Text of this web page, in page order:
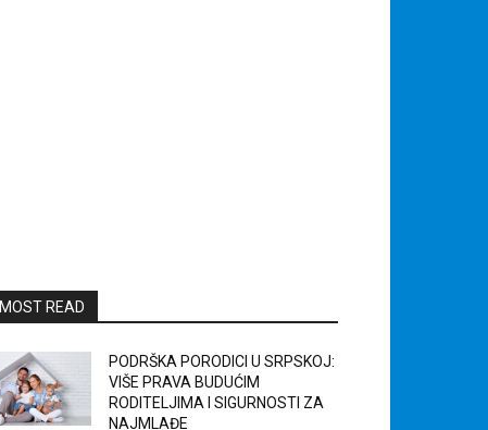
MOST READ
PODRŠKA PORODICI U SRPSKOJ:
VIŠE PRAVA BUDUĆIM
RODITELJIMA I SIGURNOSTI ZA
NAJMLAĐE